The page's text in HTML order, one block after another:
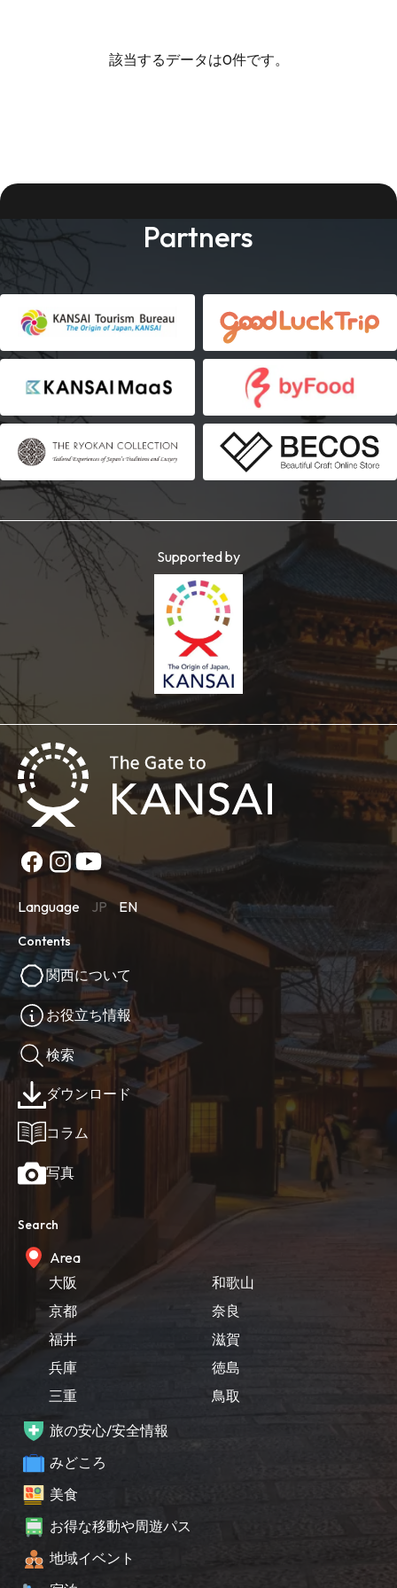
該当するデータは0件です。
Partners
Supported by
Language JP EN
Contents
関西について
お役立ち情報
検索
ダウンロード
コラム
写真
Search
Area
大阪
京都
福井
兵庫
三重
和歌山
奈良
滋賀
徳島
鳥取
旅の安心/安全情報
みどころ
美食
お得な移動や周遊パス
地域イベント